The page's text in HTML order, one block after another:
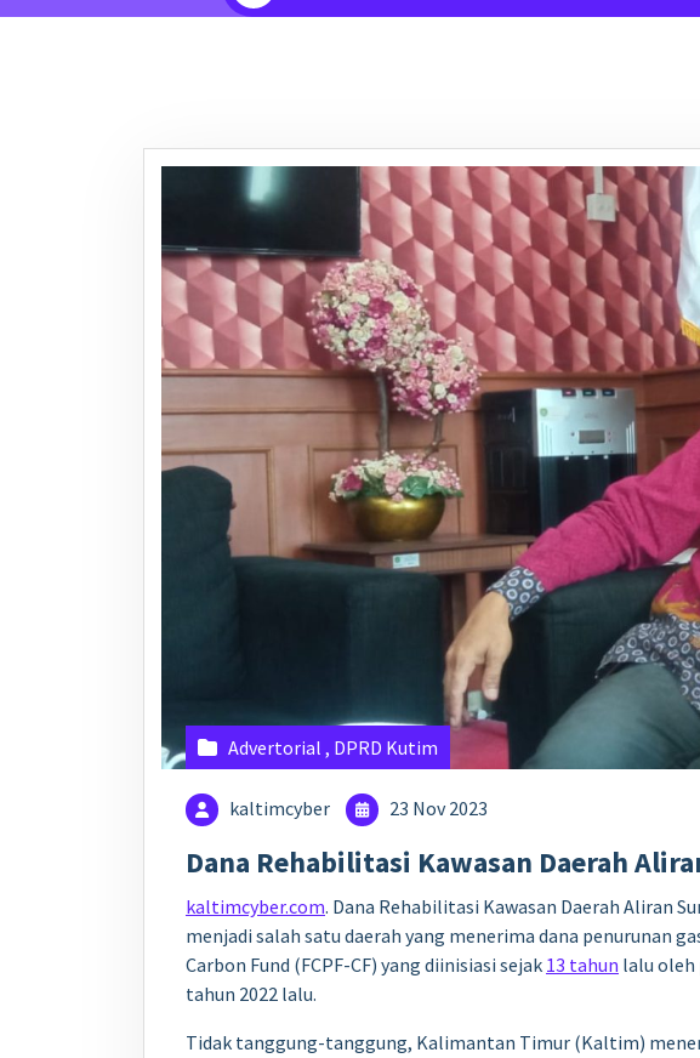
Advertorial , DPRD Kutim
kaltimcyber 23 Nov 2023
Dana Rehabilitasi Kawasan Daerah
kaltimcyber.com. Dana Rehabilitasi Kawasan Daerah Aliran
menjadi salah satu daerah yang menerima dana penurunan
Carbon Fund (FCPF-CF) yang diinisiasi sejak 13 tahun lalu oleh
tahun 2022 lalu.
Tidak tanggung-tanggung, Kalimantan Timur (Kaltim)